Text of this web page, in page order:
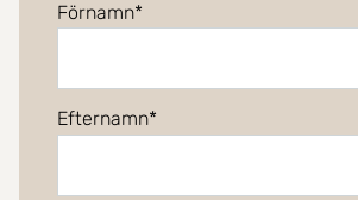
Förnamn
Efternamn